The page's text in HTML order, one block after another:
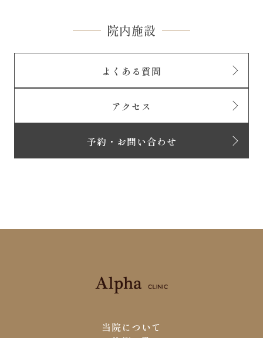
院内施設
よくある質問
アクセス
予約・お問い合わせ
当院について